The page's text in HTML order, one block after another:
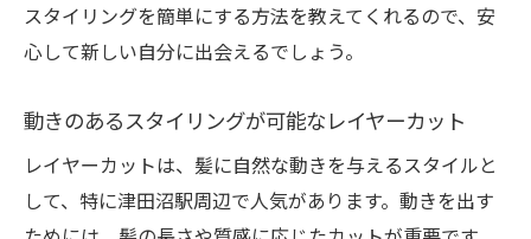
スタイリングを簡単にする方法を教えてくれるので、安
心して新しい自分に出会えるでしょう。
動きのあるスタイリングが可能なレイヤーカット
レイヤーカットは、髪に自然な動きを与えるスタイルと
して、特に津田沼駅周辺で人気があります。動きを出す